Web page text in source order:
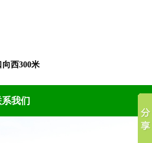
西300米
我们